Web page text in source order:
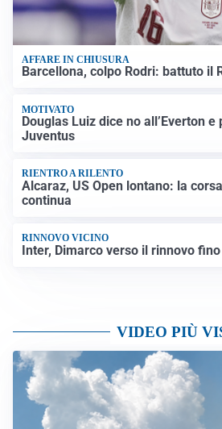
AFFARE IN CHIUSURA
Barcellona, colpo Rodri: battuto il
MOTIVATO
Douglas Luiz dice no all’Everton e
Juventus
RIENTRO A RILENTO
Alcaraz, US Open lontano: la
continua
RINNOVO VICINO
Inter, Dimarco verso il rinnovo
VIDEO PIÙ